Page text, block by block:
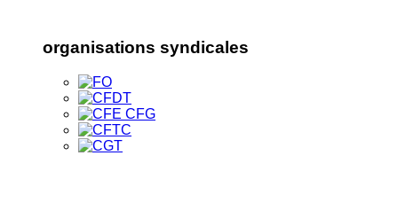
organisations syndicales